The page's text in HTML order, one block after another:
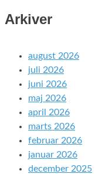
Arkiver
august 2026
juli 2026
juni 2026
maj 2026
april 2026
marts 2026
februar 2026
januar 2026
december 2025